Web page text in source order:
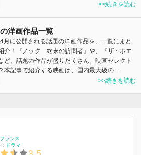
>>続きを読む
洋画作品一覧
月に公開される話題の洋画作品を、一覧にまと
介！『ノック 終末の訪問者』や、『ザ・ホエ
ど、話題の作品が盛りだくさん。映画セレクト
本記事で紹介する映画は、国内最大級の…
>>続きを読む
フランス
ドラマ